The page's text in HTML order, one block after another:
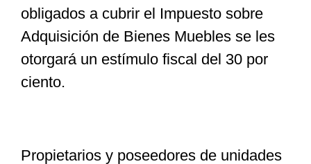
obligados a cubrir el Impuesto sobre
Adquisición de Bienes Muebles se les
otorgará un estímulo fiscal del 30 por
ciento.
Propietarios y poseedores de unidades